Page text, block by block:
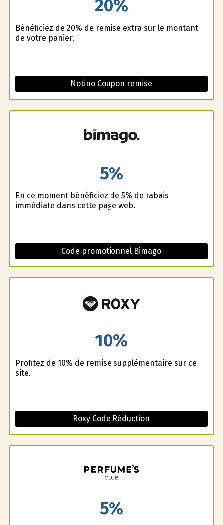
20%
Bénéficiez de 20% de remise extra sur le montant
de votre panier.
Notino Coupon remise
5%
En ce moment bénéficiez de 5% de rabais
immédiate dans cette page web.
Code promotionnel Bimago
10%
Profitez de 10% de remise supplémentaire sur ce
site.
Roxy Code Réduction
5%